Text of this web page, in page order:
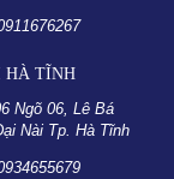
HÀ TĨNH
Ngõ 06, Lê Bá
Nài Tp. Hà Tĩnh